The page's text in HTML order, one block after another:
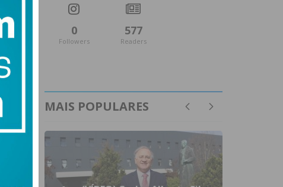
0
Followers
577
Readers
MAIS POPULARES